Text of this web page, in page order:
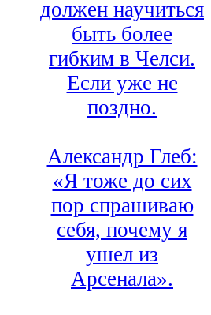
должен научиться
быть более
гибким в Челси.
Если уже не
поздно.
Александр Глеб:
«Я тоже до сих
пор спрашиваю
себя, почему я
ушел из
Арсенала».